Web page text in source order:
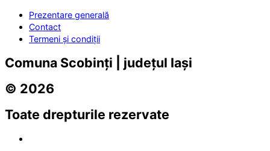
Prezentare generală
Contact
Termeni și condiții
Comuna Scobinți | județul Iași
© 2026
Toate drepturile rezervate